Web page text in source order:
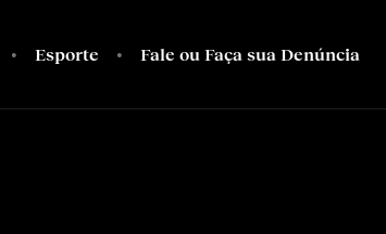
Esporte Fale ou Faça sua Denúncia